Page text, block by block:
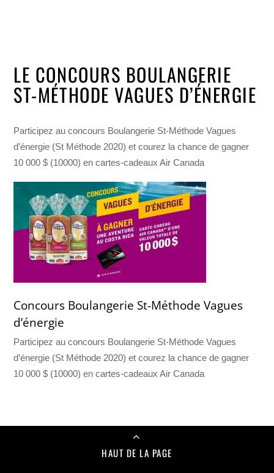
LE CONCOURS BOULANGERIE
ST-MÉTHODE VAGUES D’ÉNERGIE
Participez au concours Boulangerie St-Méthode Vagues
d’énergie (St Méthode 2020) et courez la chance de gagner
10 000 $ (10000) en cartes-cadeaux Air Canada
Concours Boulangerie St-Méthode Vagues
d’énergie
Participez au concours Boulangerie St-Méthode Vagues
d’énergie (St Méthode 2020) et courez la chance de gagner
10 000 $ (10000) en cartes-cadeaux Air Canada
HAUT DE LA PAGE